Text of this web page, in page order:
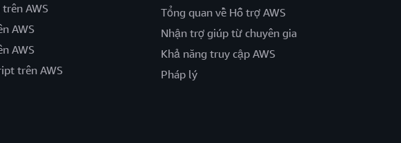
AWS
AWS
AWS
trên AWS
Tổng quan về Hỗ trợ AWS
Nhận trợ giúp từ chuyên gia
Khả năng truy cập AWS
Pháp lý